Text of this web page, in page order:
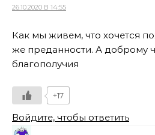
26.10.2020 В 14:55
Как мы живем, что хочется
же преданности. А доброму
благополучия
+17
Войдите, чтобы ответить